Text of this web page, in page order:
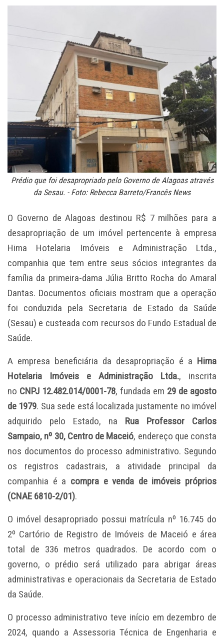
Prédio que foi desapropriado pelo Governo de Alagoas através
da Sesau. - Foto: Rebecca Barreto/Francês News
O Governo de Alagoas destinou R$ 7 milhões para a
desapropriação de um imóvel pertencente à empresa
Hima Hotelaria Imóveis e Administração Ltda.,
companhia que tem entre seus sócios integrantes da
família da primeira-dama Júlia Britto Rocha do Amaral
Dantas. Documentos oficiais mostram que a operação
foi conduzida pela Secretaria de Estado da Saúde
(Sesau) e custeada com recursos do Fundo Estadual de
Saúde.
A empresa beneficiária da desapropriação é a Hima
Hotelaria Imóveis e Administração Ltda., inscrita
no CNPJ 12.482.014/0001-78, fundada em 29 de agosto
de 1979. Sua sede está localizada justamente no imóvel
adquirido pelo Estado, na Rua Professor Carlos
Sampaio, nº 30, Centro de Maceió, endereço que consta
nos documentos do processo administrativo. Segundo
os registros cadastrais, a atividade principal da
companhia é a compra e venda de imóveis próprios
(CNAE 6810-2/01).
O imóvel desapropriado possui matrícula nº 16.745 do
2º Cartório de Registro de Imóveis de Maceió e área
total de 336 metros quadrados. De acordo com o
governo, o prédio será utilizado para abrigar áreas
administrativas e operacionais da Secretaria de Estado
da Saúde.
O processo administrativo teve início em dezembro de
2024, quando a Assessoria Técnica de Engenharia e